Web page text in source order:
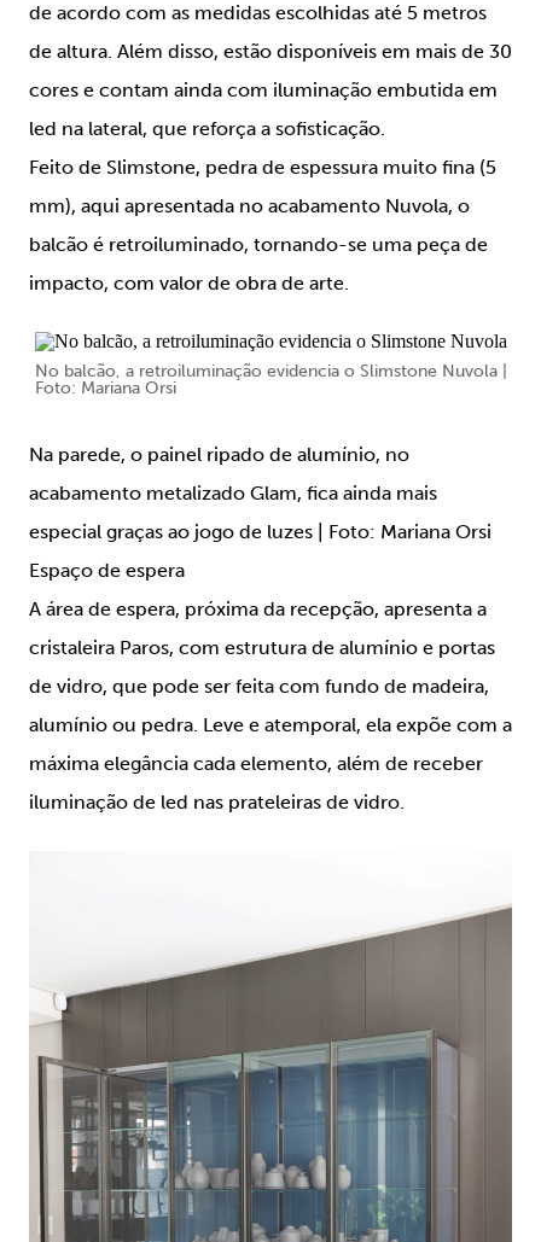
de acordo com as medidas escolhidas até 5 metros
de altura. Além disso, estão disponíveis em mais de 30
cores e contam ainda com iluminação embutida em
led na lateral, que reforça a sofisticação.
Feito de Slimstone, pedra de espessura muito fina (5
mm), aqui apresentada no acabamento Nuvola, o
balcão é retroiluminado, tornando-se uma peça de
impacto, com valor de obra de arte.
No balcão, a retroiluminação evidencia o Slimstone Nuvola |
Foto: Mariana Orsi
Na parede, o painel ripado de alumínio, no
acabamento metalizado Glam, fica ainda mais
especial graças ao jogo de luzes | Foto: Mariana Orsi
Espaço de espera
A área de espera, próxima da recepção, apresenta a
cristaleira Paros, com estrutura de alumínio e portas
de vidro, que pode ser feita com fundo de madeira,
alumínio ou pedra. Leve e atemporal, ela expõe com a
máxima elegância cada elemento, além de receber
iluminação de led nas prateleiras de vidro.